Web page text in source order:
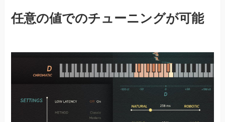
任意の値でのチューニングが可能